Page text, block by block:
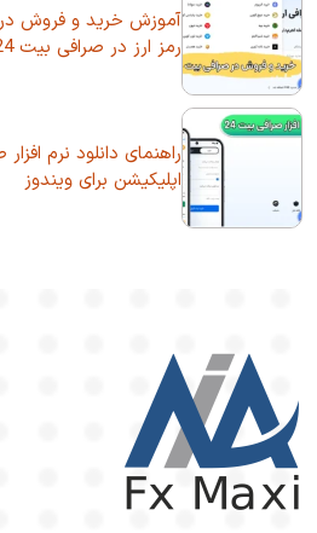
رمز ارز در صرافی بیت 24
اپلیکیشن برای ویندوز